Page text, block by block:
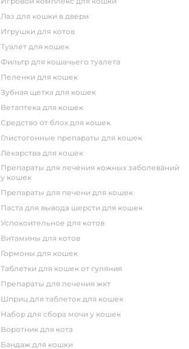
лаз для кошки в двери
игрушки для котов
туалет для кошек
фильтр для кошачьего туалета
пеленки для кошек
зубная щетка для кошек
ветаптека для кошек
средство от блох для кошек
глистогонные препараты для кошек
лекарства для кошек
препараты для лечения кожных заболеваний
у кошек
препараты для печени для кошек
паста для вывода шерсти для кошек
успокоительное для котов
витамины для котов
гормоны для кошек
таблетки для кошек от гуляния
препараты для лечения жкт
шприц для таблеток для кошек
набор для сбора мочи у кошек
воротник для кота
бандаж для кошки